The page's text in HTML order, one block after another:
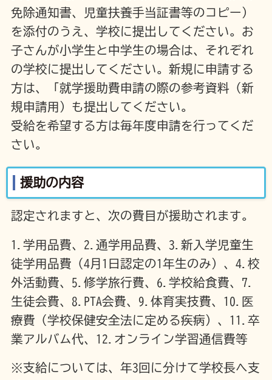
免除通知書、児童扶養手当証書等のコピー）
を添付のうえ、学校に提出してください。お
子さんが小学生と中学生の場合は、それぞれ
の学校に提出してください。新規に申請する
方は、「就学援助費申請の際の参考資料（新
規申請用）も提出してください。
受給を希望する方は毎年度申請を行ってくだ
さい。
援助の内容
認定されますと、次の費目が援助されます。
1.学用品費、2.通学用品費、3.新入学児童生
徒学用品費（4月1日認定の1年生のみ）、4.校
外活動費、5.修学旅行費、6.学校給食費、7.
生徒会費、8.PTA会費、9.体育実技費、10.医
療費（学校保健安全法に定める疾病）、11.卒
業アルバム代、12.オンライン学習通信費等
※支給については、年3回に分けて学校長へ支